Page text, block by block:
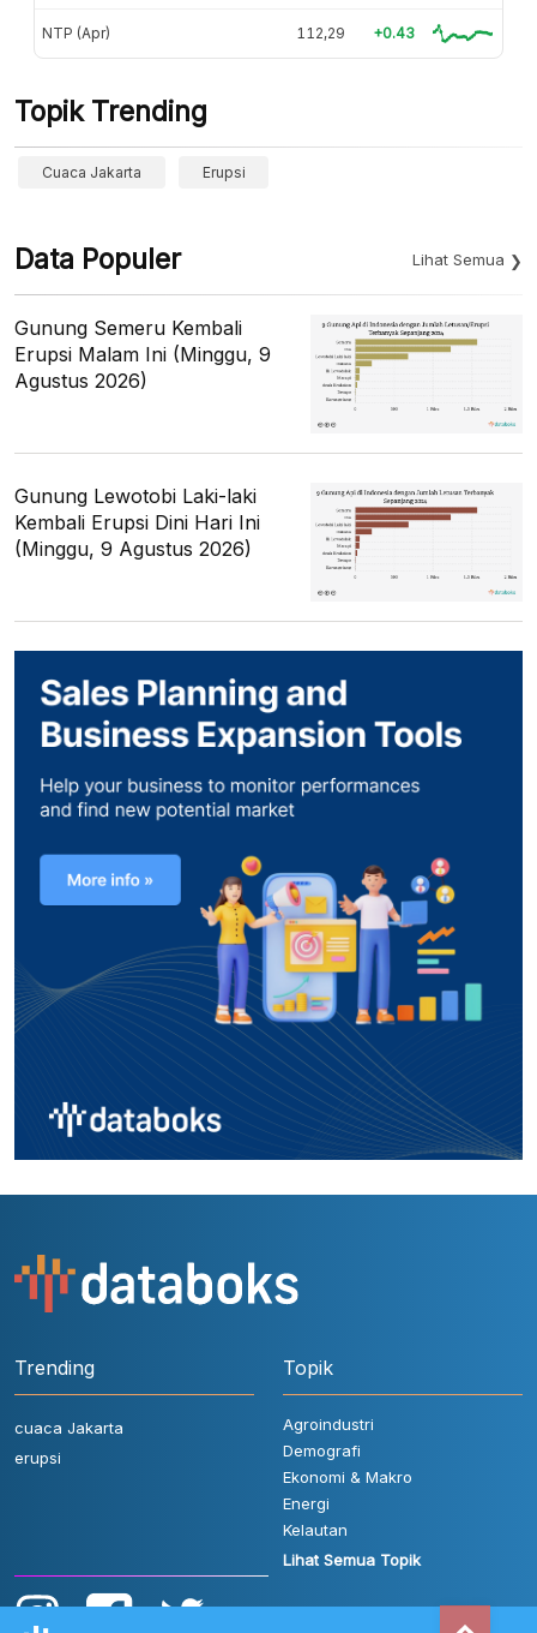
NTP (Apr) 112,29 +0.43
Topik Trending
Cuaca Jakarta Erupsi
Data Populer Lihat Semua
Gunung Semeru Kembali
Erupsi Malam Ini (Minggu, 9
Agustus 2026)
Gunung Lewotobi Laki-laki
Kembali Erupsi Dini Hari Ini
(Minggu, 9 Agustus 2026)
Trending
cuaca Jakarta
erupsi
Topik
Agroindustri
Demografi
Ekonomi & Makro
Energi
Kelautan
Lihat Semua Topik